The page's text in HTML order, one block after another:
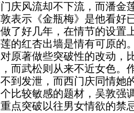
庆风流却不下流，而潘金
表示《金瓶梅》是他看好
了好几年，在情节的设置
的红杏出墙是情有可原的
对原著做些突破性的改动，
而武松则从来不近女色。
到发泄，而西门庆同情她
比较敏感的题材，吴敦强
点突破以往男女情欲的禁